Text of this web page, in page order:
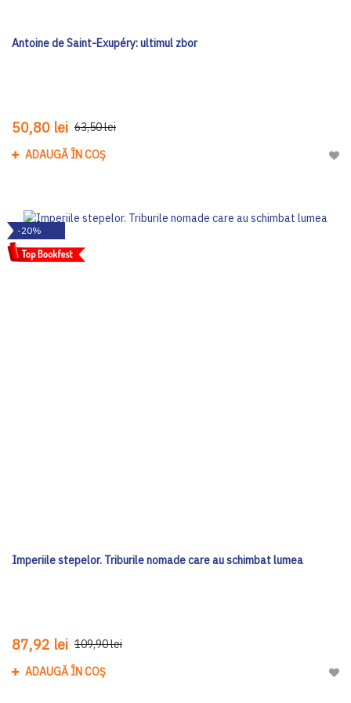
Antoine de Saint-Exupéry: ultimul zbor
50,80 lei 63,50 lei
ADAUGĂ ÎN COȘ
-20%
Imperiile stepelor. Triburile nomade care au schimbat lumea
87,92 lei 109,90 lei
ADAUGĂ ÎN COȘ